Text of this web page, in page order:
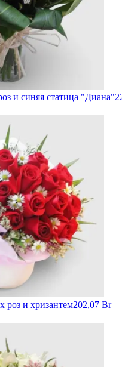
и cиняя статица "Диана"
роз и хризантем202,07 Br